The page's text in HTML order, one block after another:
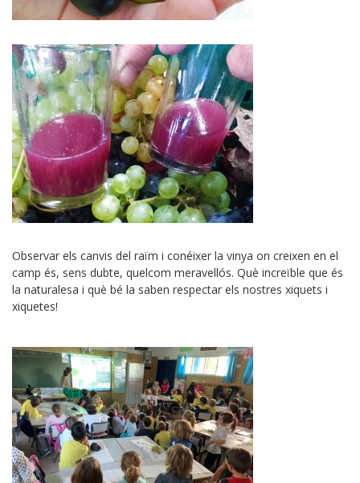
Observar els canvis del raïm i conéixer la vinya on creixen en el
camp és, sens dubte, quelcom meravellós. Què increïble que és
la naturalesa i què bé la saben respectar els nostres xiquets i
xiquetes!